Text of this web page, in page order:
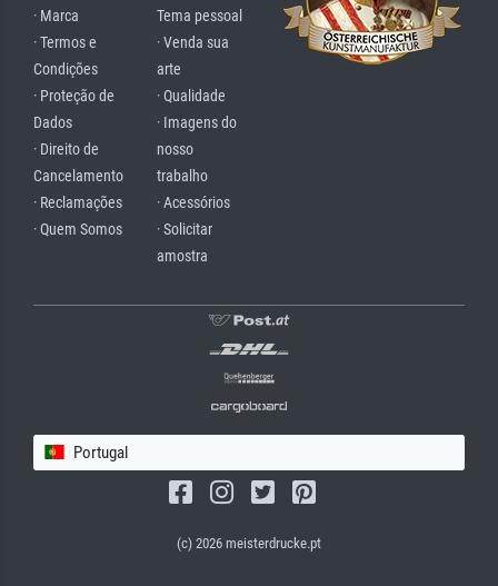
· Marca
· Termos e
Condições
· Proteção de
Dados
· Direito de
Cancelamento
· Reclamações
· Quem Somos
Tema pessoal
· Venda sua
arte
· Qualidade
· Imagens do
nosso
trabalho
· Acessórios
· Solicitar
amostra
Portugal
(c) 2026 meisterdrucke.pt